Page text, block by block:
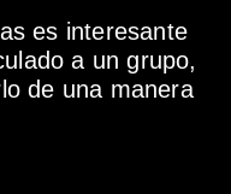
es interesante
a un grupo,
de una manera